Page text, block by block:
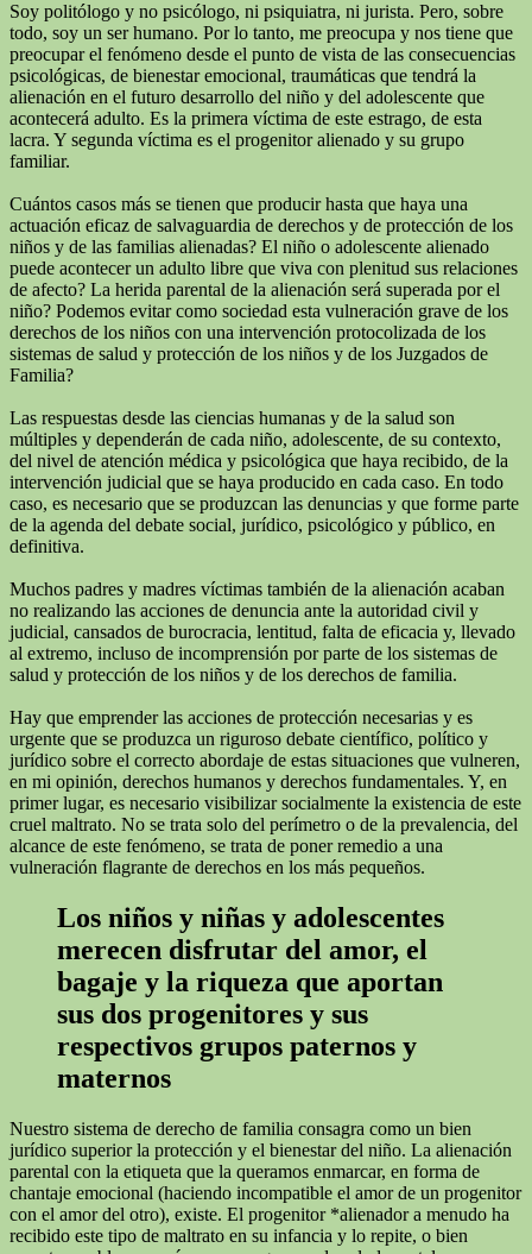
Soy politólogo y no psicólogo, ni psiquiatra, ni jurista. Pero, sobre
todo, soy un ser humano. Por lo tanto, me preocupa y nos tiene que
preocupar el fenómeno desde el punto de vista de las consecuencias
psicológicas, de bienestar emocional, traumáticas que tendrá la
alienación en el futuro desarrollo del niño y del adolescente que
acontecerá adulto. Es la primera víctima de este estrago, de esta
lacra. Y segunda víctima es el progenitor alienado y su grupo
familiar.
Cuántos casos más se tienen que producir hasta que haya una
actuación eficaz de salvaguardia de derechos y de protección de los
niños y de las familias alienadas? El niño o adolescente alienado
puede acontecer un adulto libre que viva con plenitud sus relaciones
de afecto? La herida parental de la alienación será superada por el
niño? Podemos evitar como sociedad esta vulneración grave de los
derechos de los niños con una intervención protocolizada de los
sistemas de salud y protección de los niños y de los Juzgados de
Familia?
Las respuestas desde las ciencias humanas y de la salud son
múltiples y dependerán de cada niño, adolescente, de su contexto,
del nivel de atención médica y psicológica que haya recibido, de la
intervención judicial que se haya producido en cada caso. En todo
caso, es necesario que se produzcan las denuncias y que forme parte
de la agenda del debate social, jurídico, psicológico y público, en
definitiva.
Muchos padres y madres víctimas también de la alienación acaban
no realizando las acciones de denuncia ante la autoridad civil y
judicial, cansados de burocracia, lentitud, falta de eficacia y, llevado
al extremo, incluso de incomprensión por parte de los sistemas de
salud y protección de los niños y de los derechos de familia.
Hay que emprender las acciones de protección necesarias y es
urgente que se produzca un riguroso debate científico, político y
jurídico sobre el correcto abordaje de estas situaciones que vulneren,
en mi opinión, derechos humanos y derechos fundamentales. Y, en
primer lugar, es necesario visibilizar socialmente la existencia de este
cruel maltrato. No se trata solo del perímetro o de la prevalencia, del
alcance de este fenómeno, se trata de poner remedio a una
vulneración flagrante de derechos en los más pequeños.
Los niños y niñas y adolescentes
merecen disfrutar del amor, el
bagaje y la riqueza que aportan
sus dos progenitores y sus
respectivos grupos paternos y
maternos
Nuestro sistema de derecho de familia consagra como un bien
jurídico superior la protección y el bienestar del niño. La alienación
parental con la etiqueta que la queramos enmarcar, en forma de
chantaje emocional (haciendo incompatible el amor de un progenitor
con el amor del otro), existe. El progenitor *alienador a menudo ha
recibido este tipo de maltrato en su infancia y lo repite, o bien